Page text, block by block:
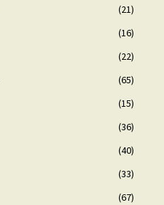
(21)
(16)
(22)
(65)
(15)
(36)
(40)
(33)
(67)